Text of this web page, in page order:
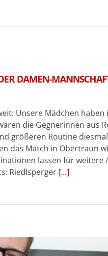
DAMEN-
Unsere Mädchen
die Gegnerinnen aus
größeren Routine
das Match in Obertraun
lassen für
Riedlsperger [...]